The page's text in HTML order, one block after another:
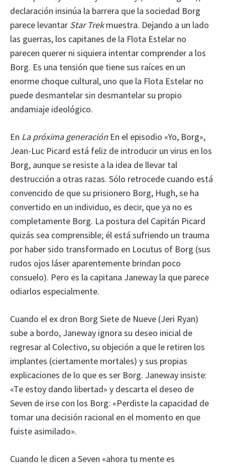
declaración insinúa la barrera que la sociedad Borg
parece levantar Star Trekmuestra. Dejando a un lado
las guerras, los capitanes de la Flota Estelar no
parecen querer ni siquiera intentar comprender a los
Borg. Es una tensión que tiene sus raíces en un
enorme choque cultural, uno que la Flota Estelar no
puede desmantelar sin desmantelar su propio
andamiaje ideológico.
En La próxima generación En el episodio «Yo, Borg»,
Jean-Luc Picard está feliz de introducir un virus en los
Borg, aunque se resiste a la idea de llevar tal
destrucción a otras razas. Sólo retrocede cuando está
convencido de que su prisionero Borg, Hugh, se ha
convertido en un individuo, es decir, que ya no es
completamente Borg. La postura del Capitán Picard
quizás sea comprensible; él está sufriendo un trauma
por haber sido transformado en Locutus of Borg (sus
rudos ojos láser aparentemente brindan poco
consuelo). Pero es la capitana Janeway la que parece
odiarlos especialmente.
Cuando el ex dron Borg Siete de Nueve (Jeri Ryan)
sube a bordo, Janeway ignora su deseo inicial de
regresar al Colectivo, su objeción a que le retiren los
implantes (ciertamente mortales) y sus propias
explicaciones de lo que es ser Borg. Janeway insiste:
«Te estoy dando libertad» y descarta el deseo de
Seven de irse con los Borg: «Perdiste la capacidad de
tomar una decisión racional en el momento en que
fuiste asimilado».
Cuando le dicen a Seven «ahora tu mente es